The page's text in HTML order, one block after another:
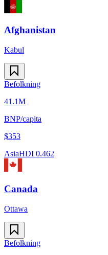
Afghanistan
Kabul
Befolkning
41.1M
BNP/capita
$353
AsiaHDI 0.462
Canada
Ottawa
Befolkning